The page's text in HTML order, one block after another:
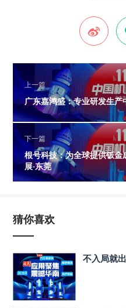
上一篇
广东嘉鸿盛：专业研发生产
下一篇
根号科技：为全球提供钣
展·东莞
猜你喜欢
不入局就